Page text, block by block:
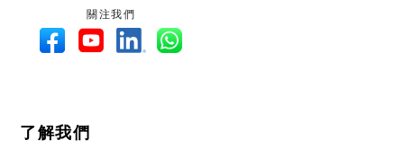
關注我們
了解我們